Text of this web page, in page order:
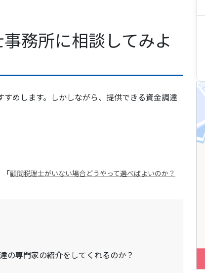
務所に相談してみよ
めします。しかしながら、提供できる資金調達
「顧問税理士がいない場合どうやって選べばよいのか？
の専門家の紹介をしてくれるのか？